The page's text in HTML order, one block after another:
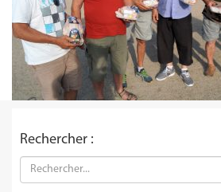
Rechercher :